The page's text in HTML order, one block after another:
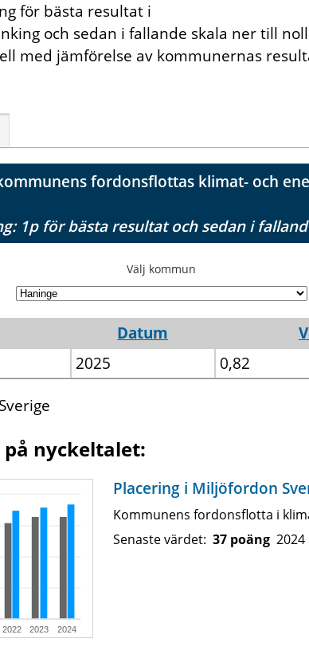
för bästa resultat i
och sedan i fallande skala ner till
med jämförelse av kommunernas
fordonsflottas klimat- och
1p för bästa resultat och sedan i
Välj kommun
Datum
2025 0,82
på nyckeltalet:
2022 2023 2024
Placering i Miljöfordon
Kommunens fordonsflotta i
Senaste värdet: 37 poäng 2024